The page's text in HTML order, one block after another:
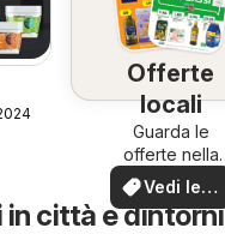
Offerte
locali
Guarda le
offerte nella
tua zona!
Vedi le
offerte
in città e dintorni